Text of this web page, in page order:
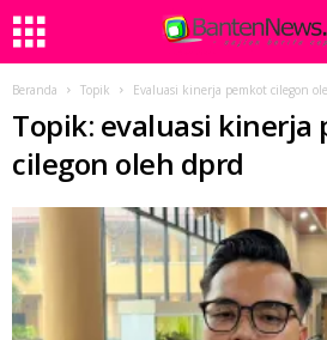
Beranda Topik Evaluasi kinerja pemkot cilegon
Topik: evaluasi kinerja
cilegon oleh dprd